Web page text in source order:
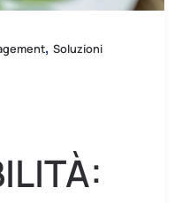
, Soluzioni